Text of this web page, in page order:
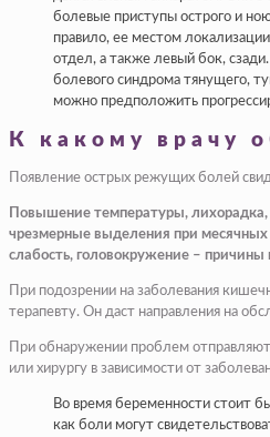
болевые приступы острого и
правило, ее местом
отдел, а также левый бок,
болевого синдрома тянущего,
можно предположить
К какому врачу
Появление острых режущих болей
Повышение температуры, лихорадка,
чрезмерные выделения при месячных
слабость, головокружение –
При подозрении на заболевания
терапевту. Он даст направления на
При обнаружении проблем
или хирургу в зависимости от
Во время беременности стоит
как боли могут